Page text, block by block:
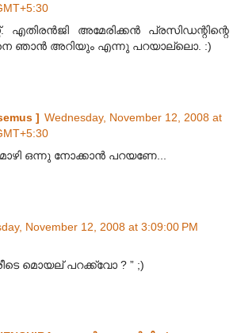
എതിരൻ‌ജി അമേരിക്കൻ പ്രസിഡന്റിന്റെ
ഞാൻ അറിയും എന്നു പറയാല്ലൊ. :)
] Wednesday, November 12, 2008 at
ഒന്നു നോക്കാന്‍ പറയണേ...
November 12, 2008 at 3:09:00 PM
മൊയല് പറക്ക്വോ ? ” ;)